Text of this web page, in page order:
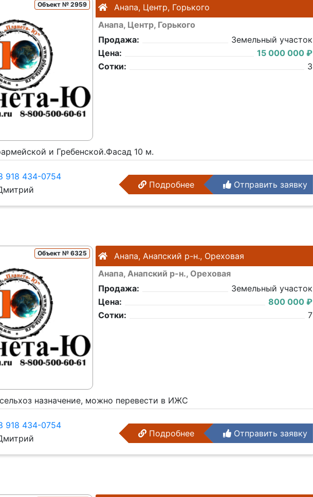
Объект № 2959
Анапа, Центр, Горького
Анапа, Центр, Горького
Продажа:
Земельный участок
Цена:
15 000 000 ₽
Сотки:
3
и Гребенской.Фасад 10 м.
918 434-0754
Подробнее Отправить заявку
Объект № 6325
Анапа, Анапский р-н., Ореховая
Анапа, Анапский р-н., Ореховая
Продажа:
Земельный участок
Цена:
800 000 ₽
Сотки:
7
назначение, можно перевести в ИЖС
918 434-0754
Подробнее Отправить заявку